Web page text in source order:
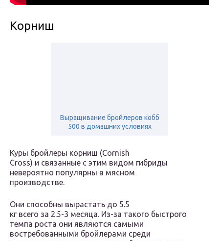
Корниш
Выращивание бройлеров кобб
500 в домашних условиях
Куры бройлеры корниш (Cornish
Cross) и связанные с этим видом гибриды
невероятно популярны в мясном
производстве.
Они способны вырастать до 5.5
кг всего за 2.5-3 месяца. Из-за такого быстрого
темпа роста они являются самыми
востребованными бройлерами среди